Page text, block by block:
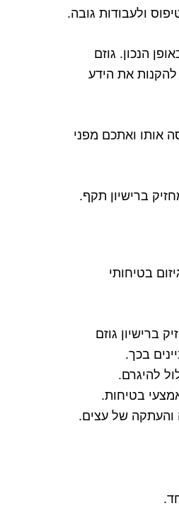
ולעבודות גובה.
הנכון. גוזם
את הידע
אותו ואתכם מפני
ברישיון תקף.
בטיחותי
ברישיון גוזם
בכך.
להיגרם.
בטיחות.
והעתקה של עצים.